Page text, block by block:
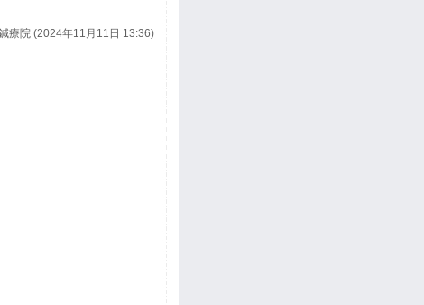
療院 (2024年11月11日 13:36)